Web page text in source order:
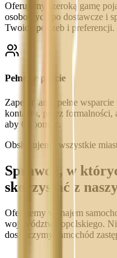
Oferujemy szeroką gamę
osobowych po dostawcze i
Twoich potrzeb i preferencji.
Pełne wsparcie
Zapewniamy pełne
kontaktu, przez formalności,
aby Ci pomóc.
Obsługujemy wszystkie
Sprawdź, w
skorzystać z
Oferujemy wynajem
województwa opolskiego.
dostarczymy samochód